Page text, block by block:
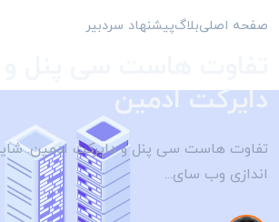
صفحه اصلیبلاگپیشنهاد سردبیر
دایرکت ادمین
تفاوت هاست سی پنل و دایرکت ادمین. شاید
اندازی وب سای...